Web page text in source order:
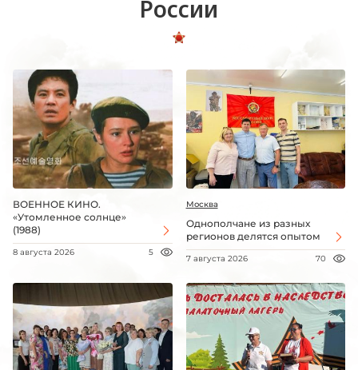
России
ВОЕННОЕ КИНО.
«Утомленное солнце»
(1988)
8 августа 2026 5
Москва
Однополчане из разных
регионов делятся опытом
7 августа 2026 70